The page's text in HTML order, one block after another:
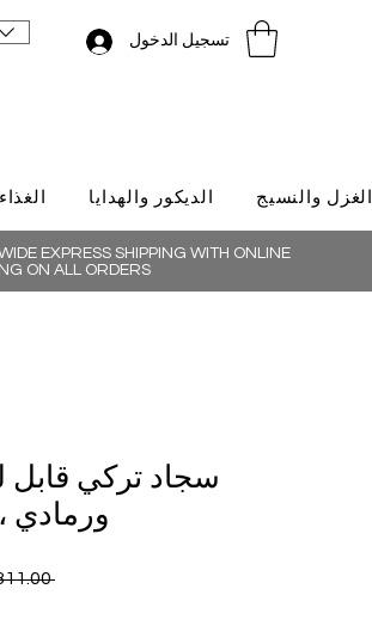
تسجيل الدخول
الديكور والهدايا الغزل والنسيج
EXPRESS SHIPPING WITH ONLINE
ON ALL ORDERS
سجاد تركي قابل
ورمادي
‏311.00 US$